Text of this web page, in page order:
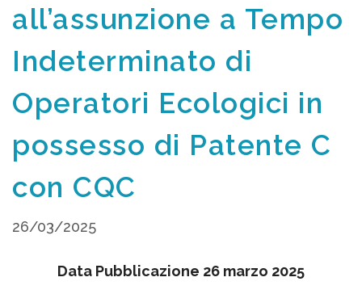
all’assunzione a Tempo
Indeterminato di
Operatori Ecologici in
possesso di Patente C
con CQC
26/03/2025
Data Pubblicazione 26 marzo 2025